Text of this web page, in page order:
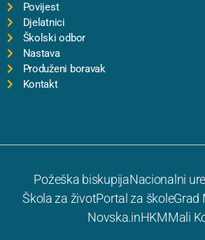
Povijest
Djelatnici
Školski odbor
Nastava
Produženi boravak
Kontakt
Požeška biskupijaNacionalni
Škola za životPortal za školeGrad
Novska.inHKMMali